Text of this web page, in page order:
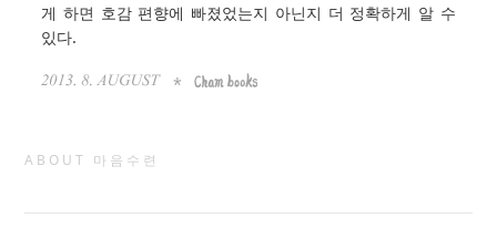
게 하면 호감 편향에 빠졌었는지 아닌지 더 정확하게 알 수
있다.
ABOUT 마음수련